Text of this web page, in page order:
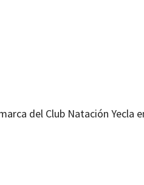
del Club Natación Yecla